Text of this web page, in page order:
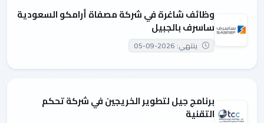
وظائف شاغرة في شركة مصفاة أرامكو السعودية
ساسرف بالجبيل
ينتهي: 2026-09-05
برنامج جيل لتطوير الخريجين في شركة تحكم
التقنية